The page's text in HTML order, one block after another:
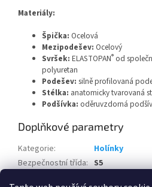
Materiály:
Špička: Ocelová
Mezipodešev: Ocelový
Svršek: ELASTOPAN® od
polyuretan
Podešev: silně profilovaná
Stélka: anatomicky tvarovaná
Podšívka: oděruvzdorná
Doplňkové parametry
Kategorie:
Holínky
Bezpečnostní třída: S5